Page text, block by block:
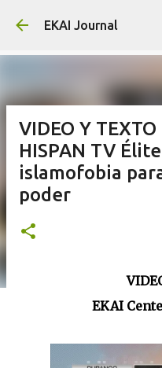
EKAI Journal
VIDEO Y
HISPAN TV
islamofobia
poder
EKAI